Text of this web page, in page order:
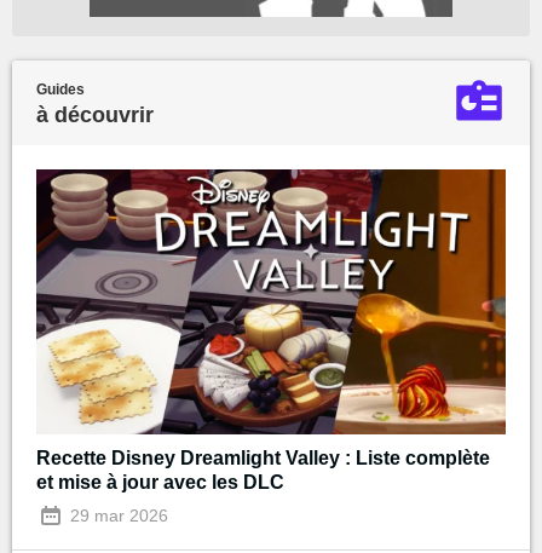
Guides
à découvrir
Recette Disney Dreamlight Valley : Liste complète
et mise à jour avec les DLC
29 mar 2026